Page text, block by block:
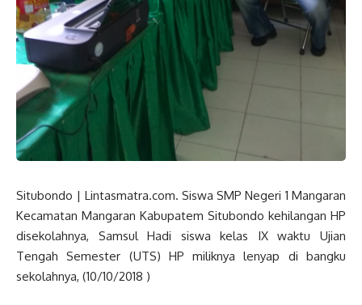
Situbondo | Lintasmatra.com. Siswa SMP Negeri 1 Mangaran
Kecamatan Mangaran Kabupatem Situbondo kehilangan HP
disekolahnya, Samsul Hadi siswa kelas IX waktu Ujian
Tengah Semester (UTS) HP miliknya lenyap di bangku
sekolahnya, (10/10/2018 )